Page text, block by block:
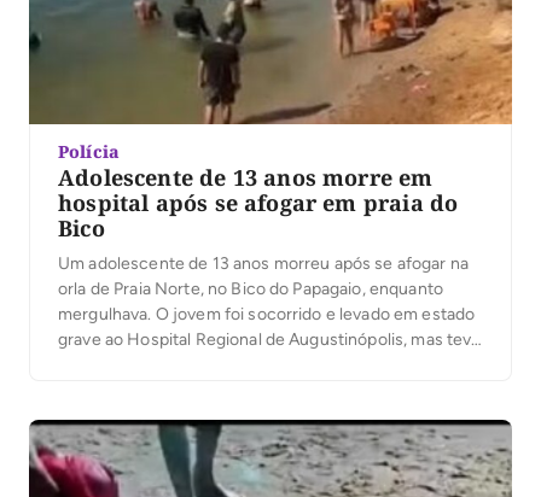
Polícia
Adolescente de 13 anos morre em
hospital após se afogar em praia do
Bico
Um adolescente de 13 anos morreu após se afogar na
orla de Praia Norte, no Bico do Papagaio, enquanto
mergulhava. O jovem foi socorrido e levado em estado
grave ao Hospital Regional de Augustinópolis, mas teve
14. Segundo a Polícia […]